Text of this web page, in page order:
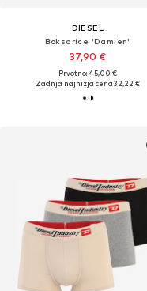
DIESEL
Boksarice 'Damien'
37,90 €
Prvotno: 45,00 €
Zadnja najnižja cena32,22 €